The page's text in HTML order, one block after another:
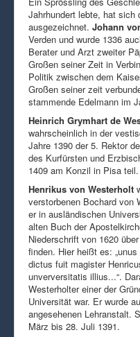
Jahrhundert lebte, hat sich
ausgezeichnet. Johann
Verden und wurde 1336
Berater und Arzt zweiter
Großen seiner Zeit in
Politik zwischen dem
Großen seiner zeit
stammende Edelmann im
Heinrich Grymhart de
wahrscheinlich in der
Jahre 1390 der 5. Rektor
des Kurfürsten und
1409 am Konzil in Pisa teil.
Henrikus von Westerholt
verstorbenen Bochard von
er in ausländischen
alten Buch der
Niederschrift von 1620
finden. Hier heißt es:
dictus fuit magister
unverversitatis illius...“.
Westerholter einer der
Universität war. Er wurde
angesehenen Lehranstalt.
März bis 28. Juli 1391.